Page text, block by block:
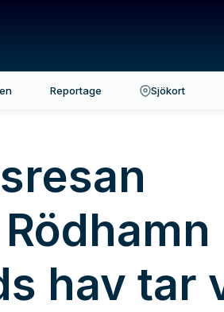
Reportage Sjökort
hav tar